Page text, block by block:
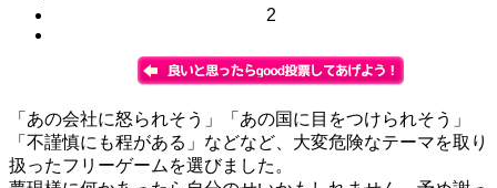
2
「あの会社に怒られそう」「あの国に目をつけられそう」
「不謹慎にも程がある」などなど、大変危険なテーマを取り
扱ったフリーゲームを選びました。